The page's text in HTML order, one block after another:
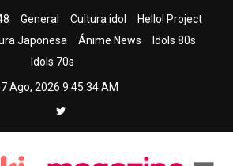
General Cultura idol
Hello! Project
Japonesa Ánime News
Idols 80s
Idols 70s
Ago, 2026 9:45:35 AM